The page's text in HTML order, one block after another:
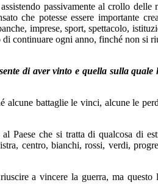
passivamente al crollo delle
che potesse essere importante
imprese, sport, spettacolo,
continuare ogni anno, finché non si
di aver vinto e quella sulla quale
alcune battaglie le vinci, alcune le
Paese che si tratta di qualcosa di
centro, bianchi, rossi, verdi,
a vincere la guerra, ma questo